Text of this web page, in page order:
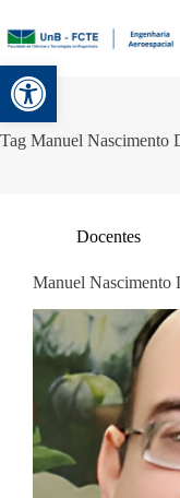
Abrir a
Tag Manuel Nascimento
Docentes
Manuel Nascimento